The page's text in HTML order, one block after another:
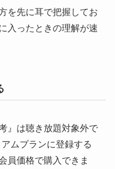
を先に耳で把握してお
入ったときの理解が速
』は聴き放題対象外で
ムプランに登録する
員価格で購入できま